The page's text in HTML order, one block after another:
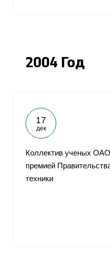
2004 Год
17
дек
Коллектив ученых
премией
техники